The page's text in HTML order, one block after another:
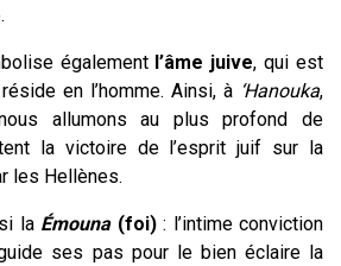
égalementl’âme juive, qui est
en l’homme. Ainsi, à ‘Hanouka,
allumons au plus profond de
la victoire de l’esprit juif sur la
les Hellènes.
la Émouna (foi): l’intime conviction
ses pas pour le bien éclaire la